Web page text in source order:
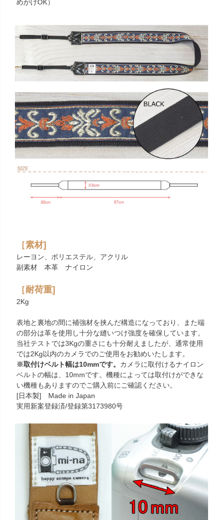
めがけOK）
［素材]
レーヨン、ポリエステル、アクリル
副素材 本革 ナイロン
［耐荷重]
2Kg
表地と裏地の間に補強材を挟んだ構造になっており、また端
の部分は革を使用し十分な縫いつけ強度を確保しています。
当社テストでは3Kgの重さにも十分耐えましたが、通常使用
では2Kg以内のカメラでのご使用をお勧めいたします。
※取付けベルト幅は10mmです。 カメラに取付けるナイロン
ベルトの幅は、10mmです。機種によっては取付けができな
い機種もありますのでご購入前にご確認ください。
[日本製] Made in Japan
実用新案登録済/登録第3173980号